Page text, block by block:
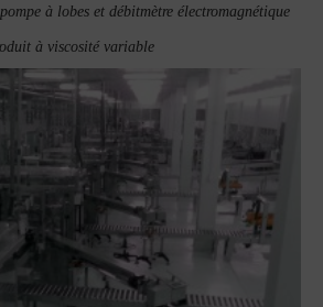
à lobes et débitmètre électromagnétique
à viscosité variable